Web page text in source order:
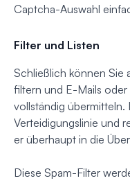
Captcha-Auswahl
Filter und Listen
Schließlich können Sie
filtern und E-Mails oder
vollständig übermitteln.
Verteidigungslinie und
er überhaupt in die
Diese Spam-Filter